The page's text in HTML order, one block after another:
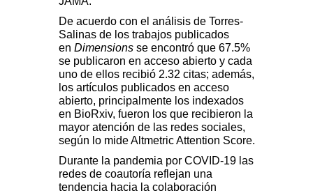
De acuerdo con el análisis de Torres-
Salinas de los trabajos publicados
en Dimensions se encontró que 67.5%
se publicaron en acceso abierto y cada
uno de ellos recibió 2.32 citas; además,
los artículos publicados en acceso
abierto, principalmente los indexados
en BioRxiv, fueron los que recibieron la
mayor atención de las redes sociales,
según lo mide Altmetric Attention Score.
Durante la pandemia por COVID-19 las
redes de coautoría reflejan una
tendencia hacia la colaboración